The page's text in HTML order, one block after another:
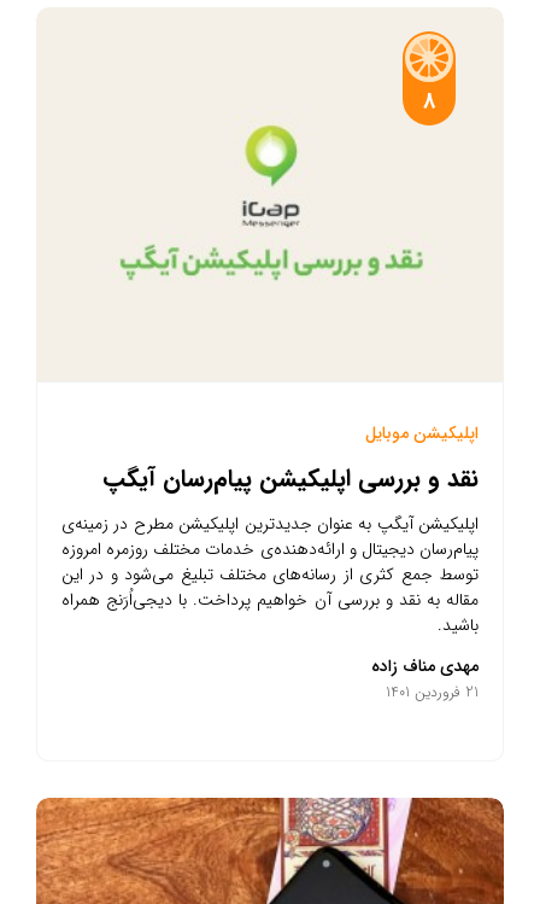
8
اپلیکیشن موبایل
نقد و بررسی اپلیکیشن پیام‌رسان آیگپ
اپلیکیشن آیگپ به عنوان جدیدترین اپلیکیشن مطرح در زمینه‌ی
پیام‌رسان دیجیتال و ارائه‌دهنده‌ی خدمات مختلف روزمره امروزه
توسط جمع کثری از رسانه‌های مختلف تبلیغ می‌شود و در این
مقاله به نقد و بررسی آن خواهیم پرداخت. با دیجی‌اُرَنج همراه
باشید.
مهدی مناف زاده
21 فروردین 1401